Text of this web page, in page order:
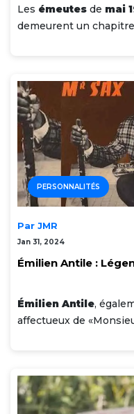
Les émeutes de mai
demeurent un
PERSONNALITÉS
Par JMR
Jan 31, 2024
Émilien Antile :
Émilien Antile,
affectueux de